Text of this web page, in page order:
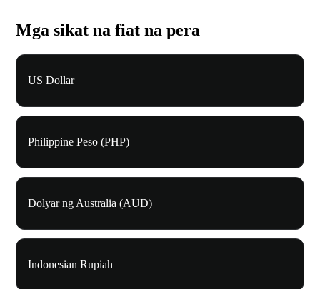
Mga sikat na fiat na pera
US Dollar
Philippine Peso (PHP)
Dolyar ng Australia (AUD)
Indonesian Rupiah